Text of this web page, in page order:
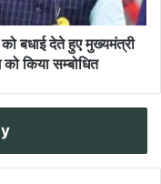
को बधाई देते हुए मुख्यमंत्री
किया सम्बोधित